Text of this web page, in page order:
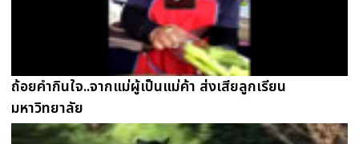
ถ้อยคำกินใจ..จากแม่ผู้เป็นแม่ค้า ส่งเสียลูกเรียน
มหาวิทยาลัย